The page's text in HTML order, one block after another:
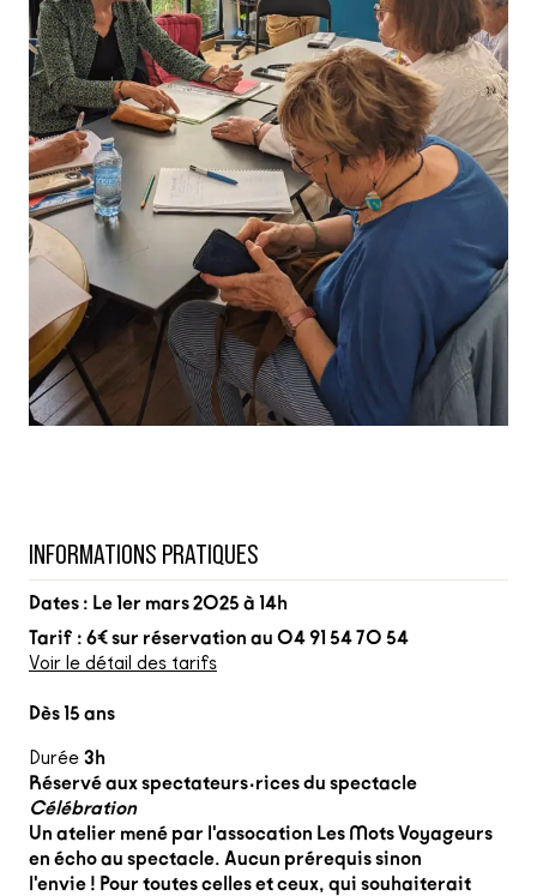
Un atelier mené par l'assocation Les Mots Voyageurs
en écho au spectacle. Aucun prérequis sinon
l'envie ! Pour toutes celles et ceux, qui souhaiterait
INFORMATIONS PRATIQUES
Dates : Le 1er mars 2025 à 14h
Tarif : 6€ sur réservation au 04 91 54 70 54
Voir le détail des tarifs
Dès 15 ans
Durée 3h
Réservé aux spectateurs·rices du spectacle
Célébration